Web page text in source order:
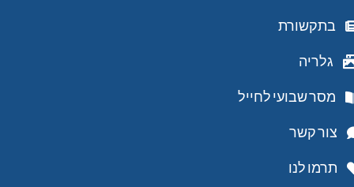
בתקשורת
גלריה
מסר שבועי לחייל
צור קשר
תרמו לנו